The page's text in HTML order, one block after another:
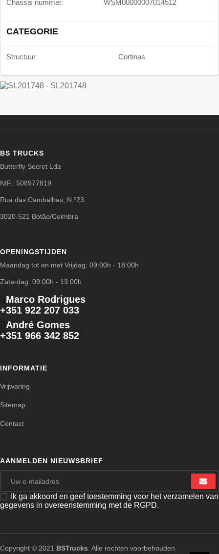
Chassis nummer. WSM00000007014512
CATEGORIE
Structuur Cortinas
BS TRUCKS
Butterfly Secret Lda
NIF.: 508977819
Rua das Cambalhas, N.º23
3020-521 Botão/Coimbra
OPENINGSTIJDEN
Maandag tot en met Vrijdag: 09:00h - 18:00h
Zaterdag: 09:00h - 13:00h
Marco Rodrigues
+351 922 207 033
André Gomes
+351 966 342 852
INFORMATIE
Vrijwaring
Sitemap
Contact
AANMELDEN NIEUWSBRIEF
Ik ga akkoord en geef toestemming voor het verzamelen van
gegevens in overeenstemming met de RGPD.
Copyright © 2021 BSTrucks . Alle rechten voorbehouden.